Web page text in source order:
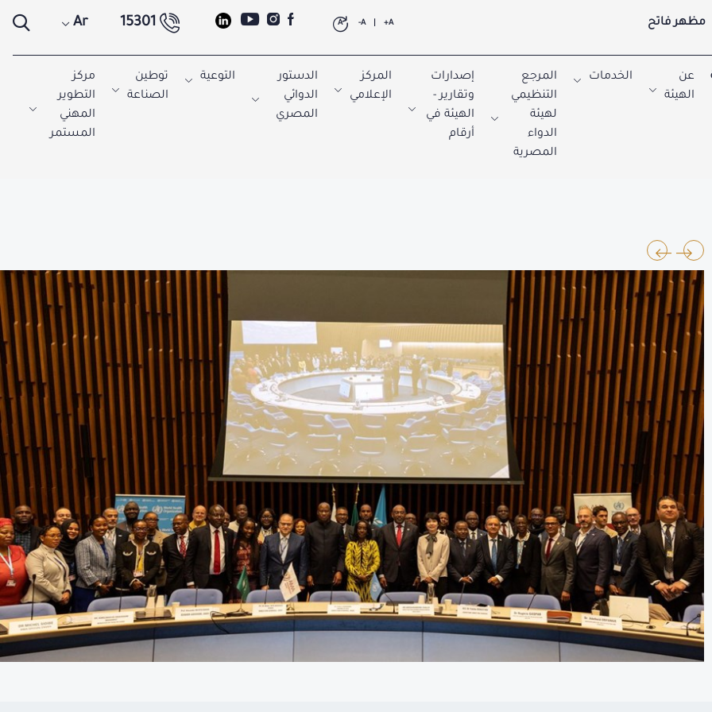
مظهر فاتح A+
A-
A
15301
Ar
عن
الهيئة
الخدمات
المرجع
التنظيمي
لهيئة
الدواء
المصرية
إصدارات
وتقارير -
الهيئة في
أرقام
المركز
الإعلامي
الدستور
الدوائي
المصري
التوعية
توطين
الصناعة
مركز
التطوير
المهني
المستمر